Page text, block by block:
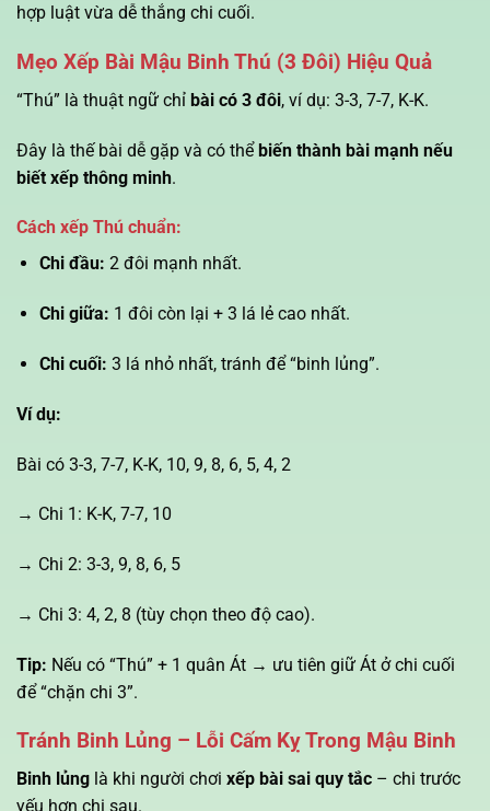
hợp luật vừa dễ thắng chi cuối.
Mẹo Xếp Bài Mậu Binh Thú (3 Đôi) Hiệu Quả
“Thú” là thuật ngữ chỉ bài có 3 đôi, ví dụ: 3-3, 7-7, K-K.
Đây là thế bài dễ gặp và có thểbiến thành bài mạnh nếu
biết xếp thông minh.
Cách xếp Thú chuẩn:
Chi đầu: 2 đôi mạnh nhất.
Chi giữa: 1 đôi còn lại + 3 lá lẻ cao nhất.
Chi cuối: 3 lá nhỏ nhất, tránh để “binh lủng”.
Ví dụ:
Bài có 3-3, 7-7, K-K, 10, 9, 8, 6, 5, 4, 2
→ Chi 1: K-K, 7-7, 10
→ Chi 2: 3-3, 9, 8, 6, 5
→ Chi 3: 4, 2, 8 (tùy chọn theo độ cao).
Tip: Nếu có “Thú” + 1 quân Át → ưu tiên giữ Át ở chi cuối
để “chặn chi 3”.
Tránh Binh Lủng – Lỗi Cấm Kỵ Trong Mậu Binh
Binh lủng là khi người chơi xếp bài sai quy tắc – chi trước
yếu hơn chi sau.